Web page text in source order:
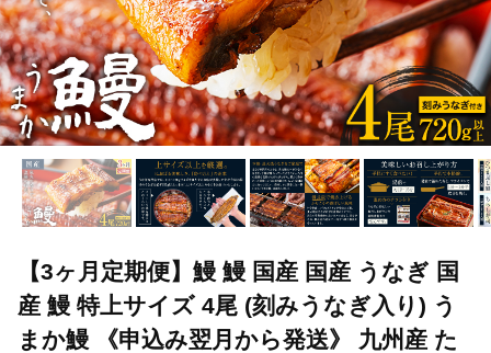
【3ヶ月定期便】鰻 鰻 国産 国産 うなぎ 国
産 鰻 特上サイズ 4尾 (刻みうなぎ入り) う
まか鰻 《申込み翌月から発送》 九州産 た